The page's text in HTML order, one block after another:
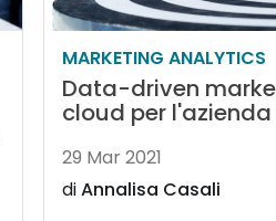
MARKETING ANALYTICS
Data-driven
cloud per
29 Mar 2021
diAnnalisa Casali